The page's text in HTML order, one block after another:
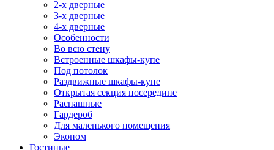
2-х дверные
3-х дверные
4-х дверные
Особенности
Во всю стену
Встроенные шкафы-купе
Под потолок
Раздвижные шкафы-купе
Открытая секция посередине
Распашные
Гардероб
Для маленького помещения
Эконом
Гостиные